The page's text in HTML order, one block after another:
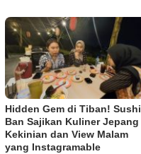
Hidden Gem di Tiban! Sushi
Ban Sajikan Kuliner Jepang
Kekinian dan View Malam
yang Instagramable